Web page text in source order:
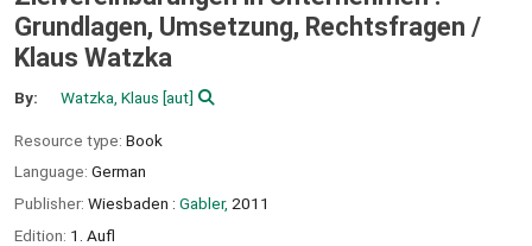
Grundlagen, Umsetzung, Rechtsfragen /
Klaus Watzka
By: Watzka, Klaus [aut]
Resource type: Book
Language: German
Publisher: Wiesbaden : Gabler, 2011
Edition: 1. Aufl